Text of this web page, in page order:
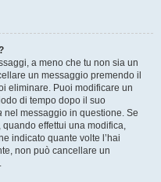
a meno che tu non sia un
un messaggio premendo il
eliminare. Puoi modificare un
di tempo dopo il suo
nel messaggio in questione. Se
effettui una modifica,
indicato quante volte l’hai
non può cancellare un